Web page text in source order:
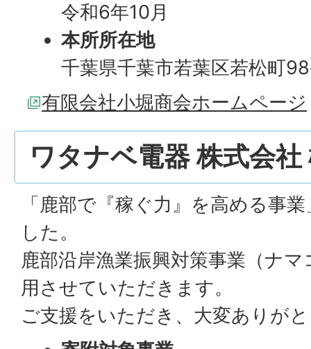
令和6年10月
本所所在地
千葉県千葉市若葉区若松町
有限会社小堀商会ホームページ
ワタナベ電器 株式会社
「鹿部で『稼ぐ力』を高める事
した。
鹿部沿岸漁業振興対策事業（ナ
用させていただきます。
ご支援をいただき、大変ありが